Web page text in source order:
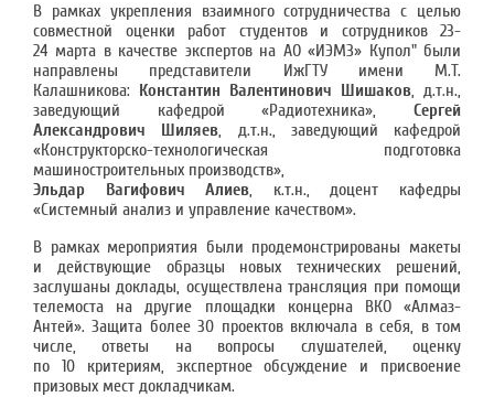
В рамках укрепления взаимного сотрудничества с целью
совместной оценки работ студентов и сотрудников 23-
24 марта в качестве экспертов на АО «ИЭМЗ» Купол" были
направлены представители ИжГТУ имени М.Т.
Калашникова: Константин Валентинович Шишаков, д.т.н.,
заведующий кафедрой «Радиотехника», Сергей
Александрович Шиляев, д.т.н., заведующий кафедрой
«Конструкторско-технологическая подготовка
машиностроительных производств»,
Эльдар Вагифович Алиев, к.т.н., доцент кафедры
«Системный анализ и управление качеством».
В рамках мероприятия были продемонстрированы макеты
и действующие образцы новых технических решений,
заслушаны доклады, осуществлена трансляция при помощи
телемоста на другие площадки концерна ВКО «Алмаз-
Антей». Защита более 30 проектов включала в себя, в том
числе, ответы на вопросы слушателей, оценку
по 10 критериям, экспертное обсуждение и присвоение
призовых мест докладчикам.